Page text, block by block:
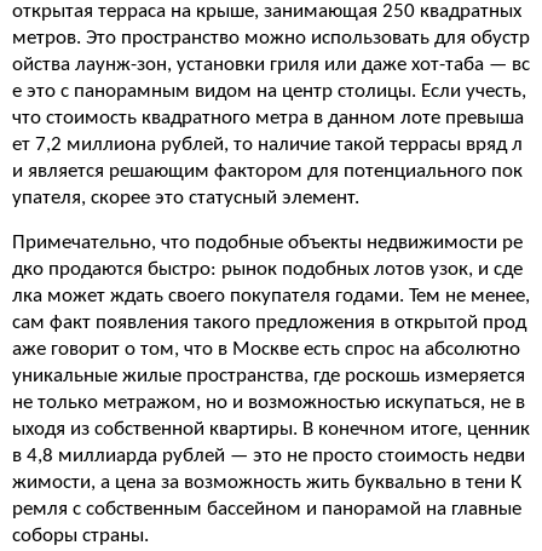
открытая терраса на крыше, занимающая 250 квадратных
метров. Это пространство можно использовать для обустр
ойства лаунж-зон, установки гриля или даже хот-таба — вс
е это с панорамным видом на центр столицы. Если учесть,
что стоимость квадратного метра в данном лоте превыша
ет 7,2 миллиона рублей, то наличие такой террасы вряд л
и является решающим фактором для потенциального пок
упателя, скорее это статусный элемент.
Примечательно, что подобные объекты недвижимости ре
дко продаются быстро: рынок подобных лотов узок, и сде
лка может ждать своего покупателя годами. Тем не менее,
сам факт появления такого предложения в открытой прод
аже говорит о том, что в Москве есть спрос на абсолютно
уникальные жилые пространства, где роскошь измеряется
не только метражом, но и возможностью искупаться, не в
ыходя из собственной квартиры. В конечном итоге, ценник
в 4,8 миллиарда рублей — это не просто стоимость недви
жимости, а цена за возможность жить буквально в тени К
ремля с собственным бассейном и панорамой на главные
соборы страны.